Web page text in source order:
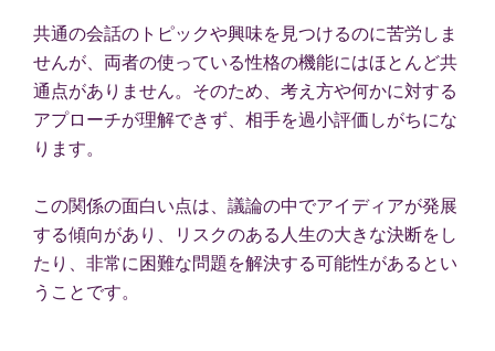
共通の会話のトピックや興味を見つけるのに苦労しま
せんが、両者の使っている性格の機能にはほとんど共
通点がありません。そのため、考え方や何かに対する
アプローチが理解できず、相手を過小評価しがちにな
ります。
この関係の面白い点は、議論の中でアイディアが発展
する傾向があり、リスクのある人生の大きな決断をし
たり、非常に困難な問題を解決する可能性があるとい
うことです。